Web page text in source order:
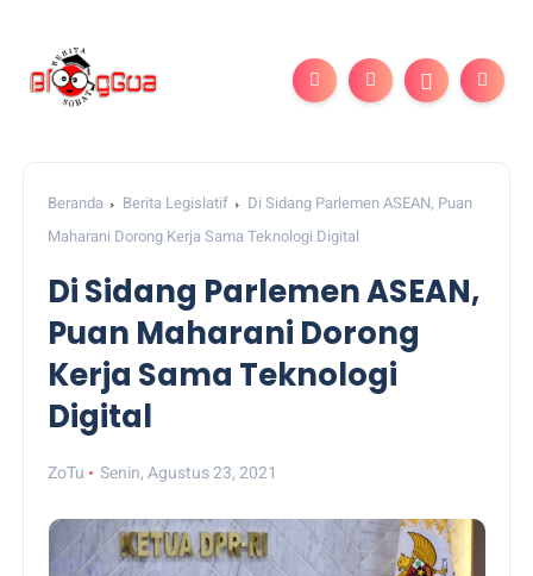
Beranda Berita Legislatif
Di Sidang Parlemen ASEAN, Puan
Maharani Dorong Kerja Sama Teknologi Digital
Di Sidang Parlemen ASEAN,
Puan Maharani Dorong
Kerja Sama Teknologi
Digital
ZoTu Senin, Agustus 23, 2021